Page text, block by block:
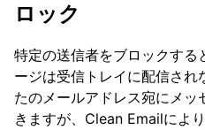
ロック
特定の送信者をブロックする
ージは受信トレイに配信さ
たのメールアドレス宛にメ
きますが、Clean Emailによ